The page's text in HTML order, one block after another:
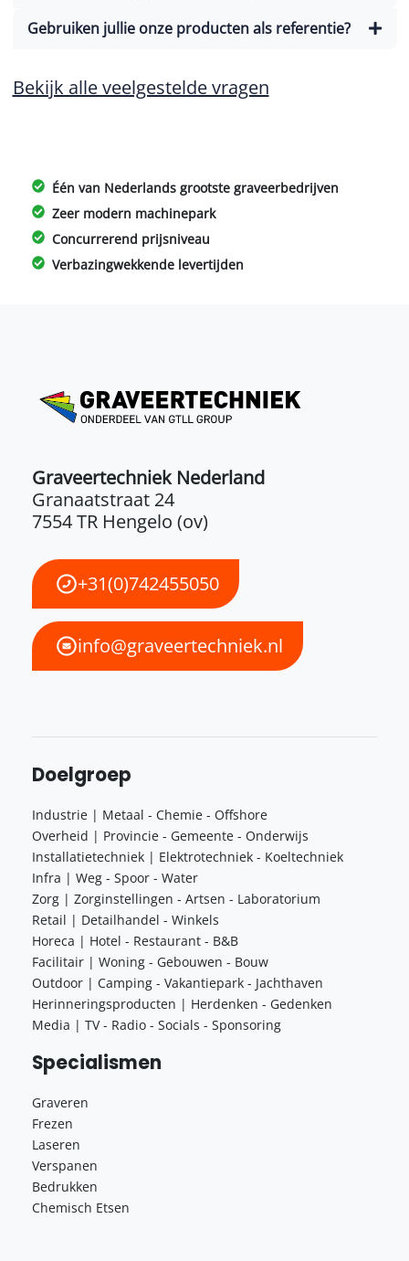
Gebruiken jullie onze producten als referentie?
Bekijk alle veelgestelde vragen
Één van Nederlands grootste graveerbedrijven
Zeer modern machinepark
Concurrerend prijsniveau
Verbazingwekkende levertijden
Graveertechniek Nederland
Granaatstraat 24
7554 TR Hengelo (ov)
+31(0)742455050
info@graveertechniek.nl
Doelgroep
Industrie | Metaal - Chemie - Offshore
Overheid | Provincie - Gemeente - Onderwijs
Installatietechniek | Elektrotechniek - Koeltechniek
Infra | Weg - Spoor - Water
Zorg | Zorginstellingen - Artsen - Laboratorium
Retail | Detailhandel - Winkels
Horeca | Hotel - Restaurant - B&B
Facilitair | Woning - Gebouwen - Bouw
Outdoor | Camping - Vakantiepark - Jachthaven
Herinneringsproducten | Herdenken - Gedenken
Media | TV - Radio - Socials - Sponsoring
Specialismen
Graveren
Frezen
Laseren
Verspanen
Bedrukken
Chemisch Etsen